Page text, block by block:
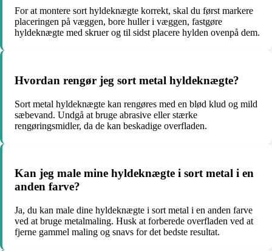
For at montere sort hyldeknægte korrekt, skal du først markere
placeringen på væggen, bore huller i væggen, fastgøre
hyldeknægte med skruer og til sidst placere hylden ovenpå dem.
Hvordan rengør jeg sort metal hyldeknægte?
Sort metal hyldeknægte kan rengøres med en blød klud og mild
sæbevand. Undgå at bruge abrasive eller stærke
rengøringsmidler, da de kan beskadige overfladen.
Kan jeg male mine hyldeknægte i sort metal i en
anden farve?
Ja, du kan male dine hyldeknægte i sort metal i en anden farve
ved at bruge metalmaling. Husk at forberede overfladen ved at
fjerne gammel maling og snavs for det bedste resultat.